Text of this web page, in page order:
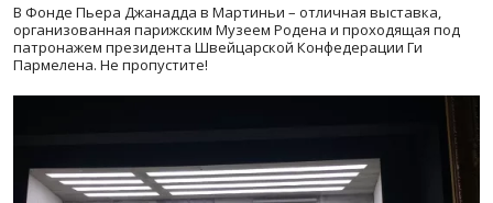
В Фонде Пьера Джанадда в Мартиньи – отличная выставка,
организованная парижским Музеем Родена и проходящая под
патронажем президента Швейцарской Конфедерации Ги
Пармелена. Не пропустите!